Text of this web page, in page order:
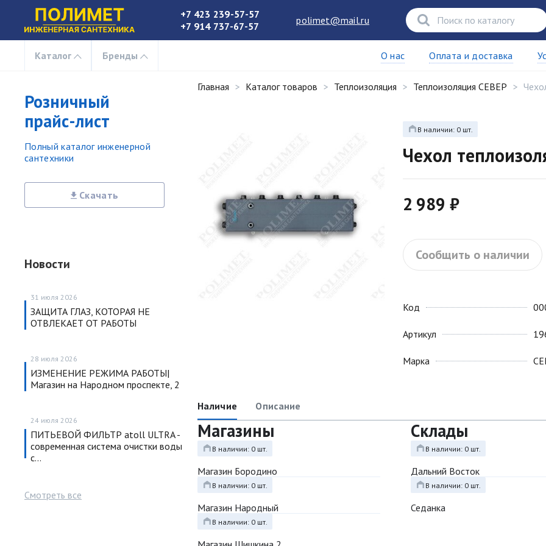
+7 423 239-57-57
+7 914 737-67-57
polimet@mail.ru
Каталог Бренды О нас Оплата и доставка
Розничный
прайс-лист
Полный каталог инженерной
сантехники
Скачать
Новости
31 июля 2026
ЗАЩИТА ГЛАЗ, КОТОРАЯ НЕ
ОТВЛЕКАЕТ ОТ РАБОТЫ
28 июля 2026
ИЗМЕНЕНИЕ РЕЖИМА РАБОТЫ|
Магазин на Народном проспекте, 2
24 июля 2026
ПИТЬЕВОЙ ФИЛЬТР atoll ULTRA -
современная система очистки воды
с…
Смотреть все
Главная Каталог товаров Теплоизоляция Теплоизоляция СЕВЕР
В наличии: 0 шт.
Чехол
2 989 ₽
Сообщить о наличии
Код
Артикул
Марка
Наличие Описание
Магазины
В наличии: 0 шт.
Магазин Бородино
В наличии: 0 шт.
Магазин Народный
В наличии: 0 шт.
Склады
В наличии: 0 шт.
Дальний Восток
В наличии: 0 шт.
Седанка